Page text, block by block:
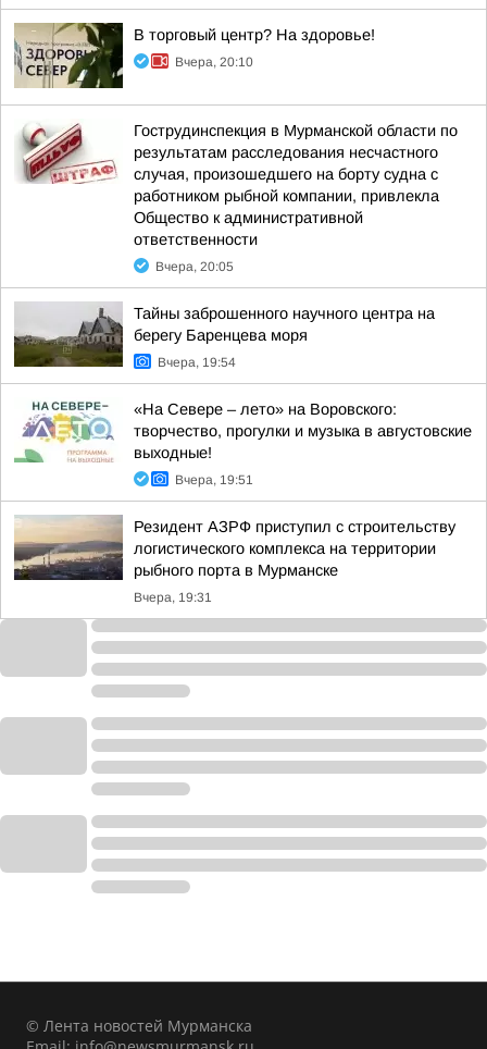
В торговый центр? На здоровье!
Вчера, 20:10
Гострудинспекция в Мурманской области по
результатам расследования несчастного
случая, произошедшего на борту судна с
работником рыбной компании, привлекла
Общество к административной
ответственности
Вчера, 20:05
Тайны заброшенного научного центра на
берегу Баренцева моря
Вчера, 19:54
«На Севере – лето» на Воровского:
творчество, прогулки и музыка в августовские
выходные!
Вчера, 19:51
Резидент АЗРФ приступил с строительству
логистического комплекса на территории
рыбного порта в Мурманске
Вчера, 19:31
© Лента новостей Мурманска